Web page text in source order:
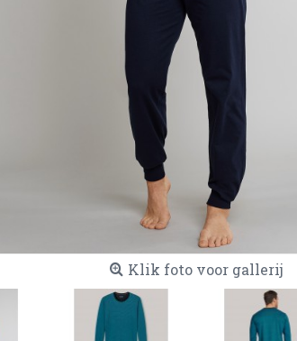
Klik foto voor gallerij